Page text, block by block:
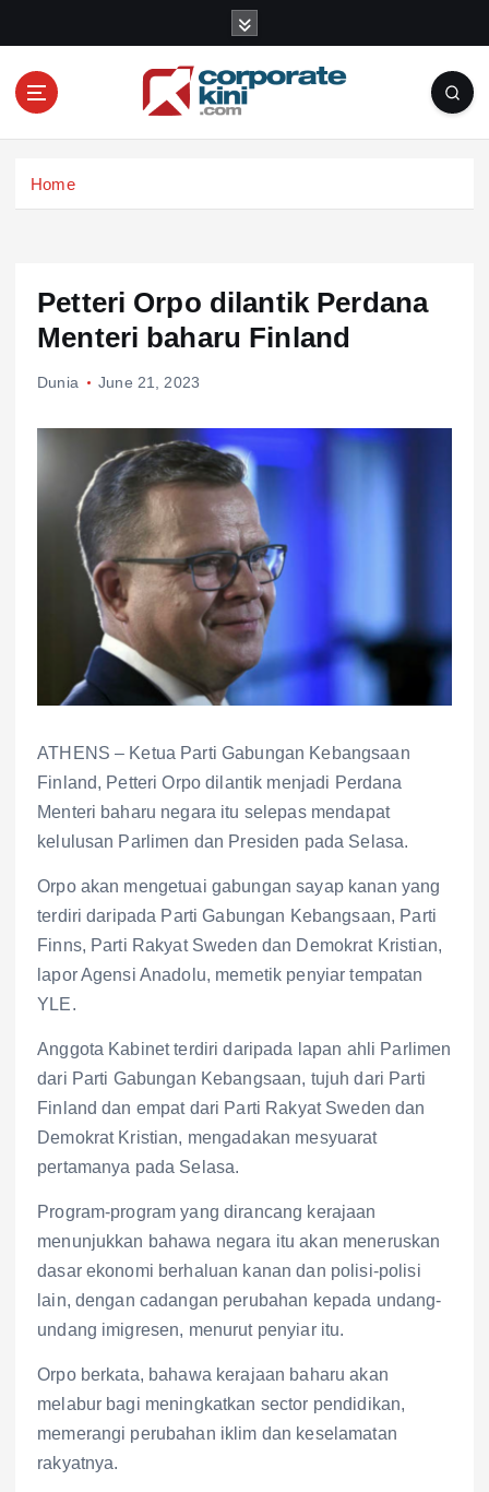
o
Home
Petteri Orpo dilantik Perdana
Menteri baharu Finland
Dunia June 21, 2023
ATHENS – Ketua Parti Gabungan Kebangsaan
Finland, Petteri Orpo dilantik menjadi Perdana
Menteri baharu negara itu selepas mendapat
kelulusan Parlimen dan Presiden pada Selasa.
Orpo akan mengetuai gabungan sayap kanan yang
terdiri daripada Parti Gabungan Kebangsaan, Parti
Finns, Parti Rakyat Sweden dan Demokrat Kristian,
lapor Agensi Anadolu, memetik penyiar tempatan
YLE.
Anggota Kabinet terdiri daripada lapan ahli Parlimen
dari Parti Gabungan Kebangsaan, tujuh dari Parti
Finland dan empat dari Parti Rakyat Sweden dan
Demokrat Kristian, mengadakan mesyuarat
pertamanya pada Selasa.
Program-program yang dirancang kerajaan
menunjukkan bahawa negara itu akan meneruskan
dasar ekonomi berhaluan kanan dan polisi-polisi
lain, dengan cadangan perubahan kepada undang-
undang imigresen, menurut penyiar itu.
Orpo berkata, bahawa kerajaan baharu akan
melabur bagi meningkatkan sector pendidikan,
memerangi perubahan iklim dan keselamatan
rakyatnya.